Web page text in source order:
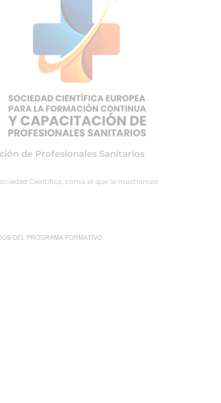
de Profesionales Sanitarios
Científica, como el que le mostramos